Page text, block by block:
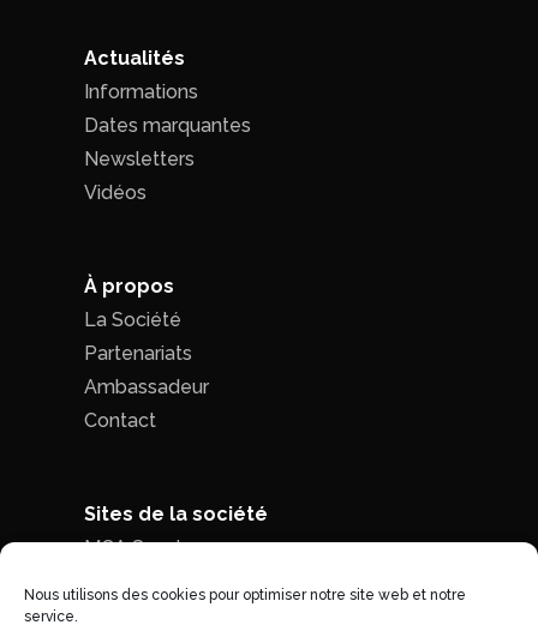
Nous utilisons des cookies pour optimiser notre site web et notre
service.
Actualités
Informations
Dates marquantes
Newsletters
Vidéos
À propos
La Société
Partenariats
Ambassadeur
Contact
Sites de la société
MCA Seed